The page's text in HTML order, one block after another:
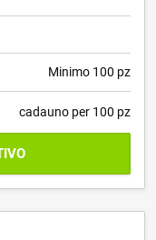
Minimo 100 pz
cadauno per 100 pz